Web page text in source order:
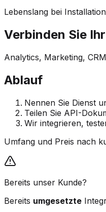
Lebenslang bei
Verbinden Sie
Analytics, Marketing,
Ablauf
Nennen Sie Dienst
Teilen Sie API-
Wir integrieren,
Umfang und Preis nach
Bereits unser Kunde?
Bereits umgesetzte